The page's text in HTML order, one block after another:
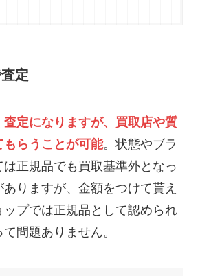
定
査定になりますが、買取店や質
もらうことが可能。状態やブラ
正規品でも買取基準外となっ
りますが、金額をつけて貰え
ップでは正規品として認められ
問題ありません。